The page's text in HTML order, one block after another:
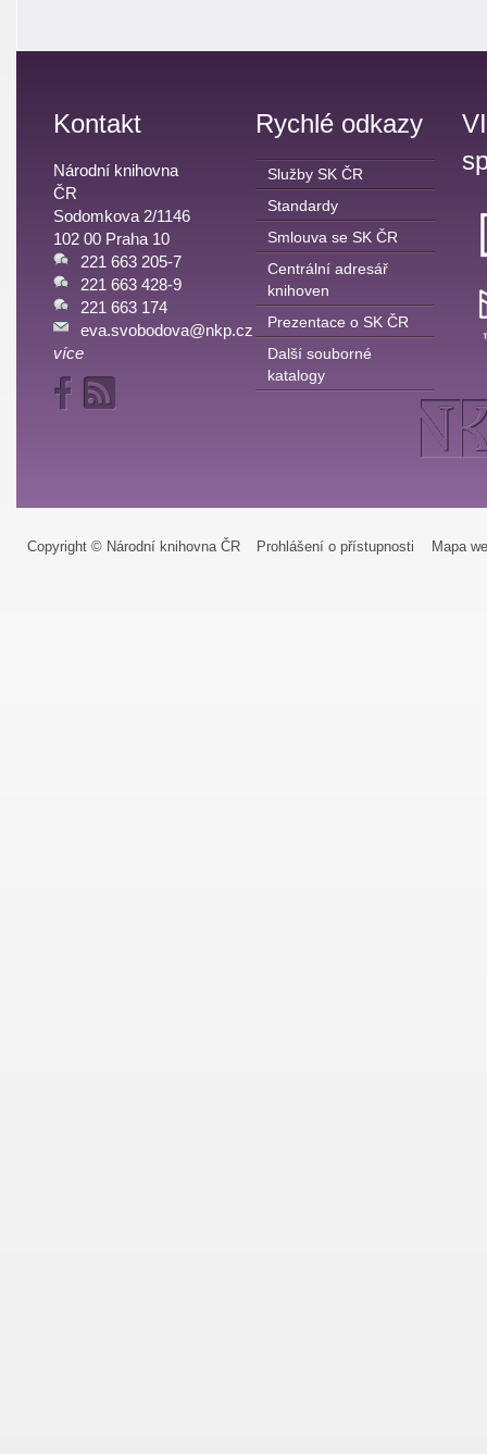
Kontakt
Národní knihovna
ČR
Sodomkova 2/1146
102 00 Praha 10
221 663 205-7
221 663 428-9
221 663 174
eva.svobodova@nkp.cz
více
Rychlé odkazy
Služby SK ČR
Standardy
Smlouva se SK ČR
Centrální adresář
knihoven
Prezentace o SK ČR
Další souborné
katalogy
Copyright © Národní knihovna ČR Prohlášení o přístupnosti Mapa